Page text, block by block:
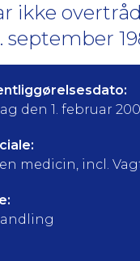
ikke
den 1. februar
medicin, incl.